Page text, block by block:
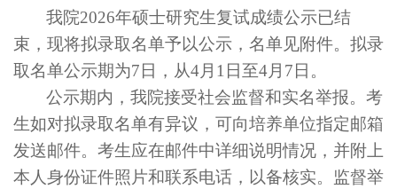
我院2026年硕士研究生复试成绩公示已结
束，现将拟录取名单予以公示，名单见附件。拟录
取名单公示期为7日，从4月1日至4月7日。
公示期内，我院接受社会监督和实名举报。考
生如对拟录取名单有异议，可向培养单位指定邮箱
发送邮件。考生应在邮件中详细说明情况，并附上
本人身份证件照片和联系电话，以备核实。监督举